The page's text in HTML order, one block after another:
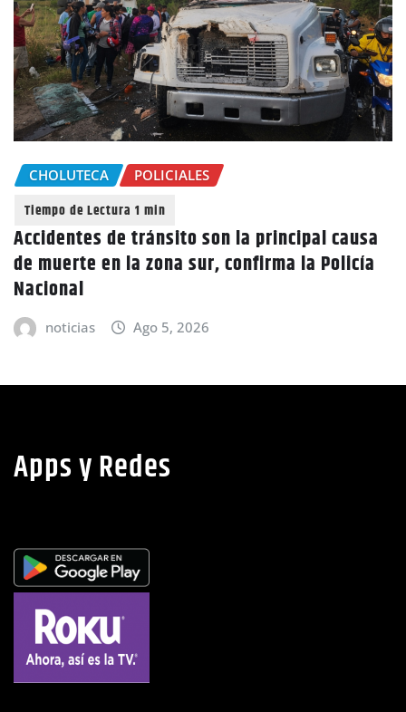
CHOLUTECA POLICIALES
Accidentes de tránsito son la principal causa
de muerte en la zona sur, confirma la Policía
Nacional
noticias Ago 5, 2026
Apps y Redes